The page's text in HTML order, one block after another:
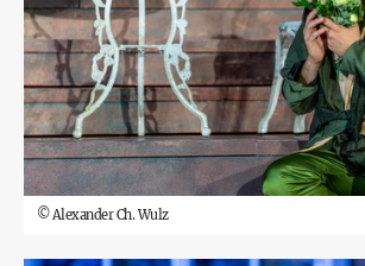
©Alexander Ch. Wulz